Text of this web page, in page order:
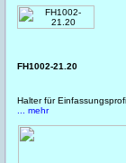
FH1002-21.20
Halter für
... mehr